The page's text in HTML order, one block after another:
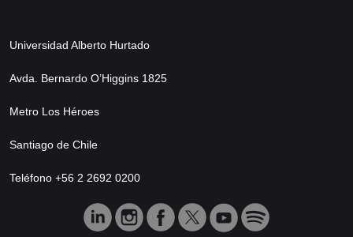
Universidad Alberto Hurtado
Avda. Bernardo O’Higgins 1825
Metro Los Héroes
Santiago de Chile
Teléfono +56 2 2692 0200